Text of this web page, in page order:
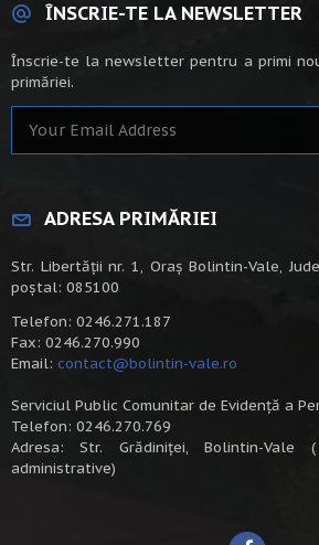
ÎNSCRIE-TE LA NEWSLETTER
Înscrie-te la newsletter pentru a primi
primăriei.
ADRESA PRIMĂRIEI
Str. Libertății nr. 1, Oraș Bolintin-Vale,
poștal: 085100
Telefon: 0246.271.187
Fax: 0246.270.990
Email: contact@bolintin-vale.ro
Serviciul Public Comunitar de Evidență a
Telefon: 0246.270.769
Adresa: Str. Grădiniței, Bolintin-Vale
administrative)